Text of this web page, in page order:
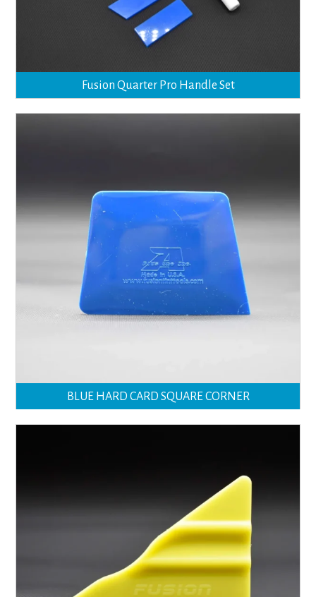
Fusion Quarter Pro Handle Set
BLUE HARD CARD SQUARE CORNER